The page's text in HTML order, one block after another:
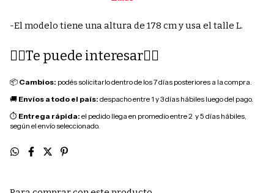
-El modelo tiene una altura de 178 cm y usa el talle L.
👇🏽Te puede interesar👇🏽
📦 Cambios: podés solicitarlo dentro de los 7 días posteriores a la compra.
🚚 Envíos a todo el país: despacho entre 1 y 3 días hábiles luego del pago.
⏱ Entrega rápida: el pedido llega en promedio entre 2 y 5 días hábiles,
según el envío seleccionado.